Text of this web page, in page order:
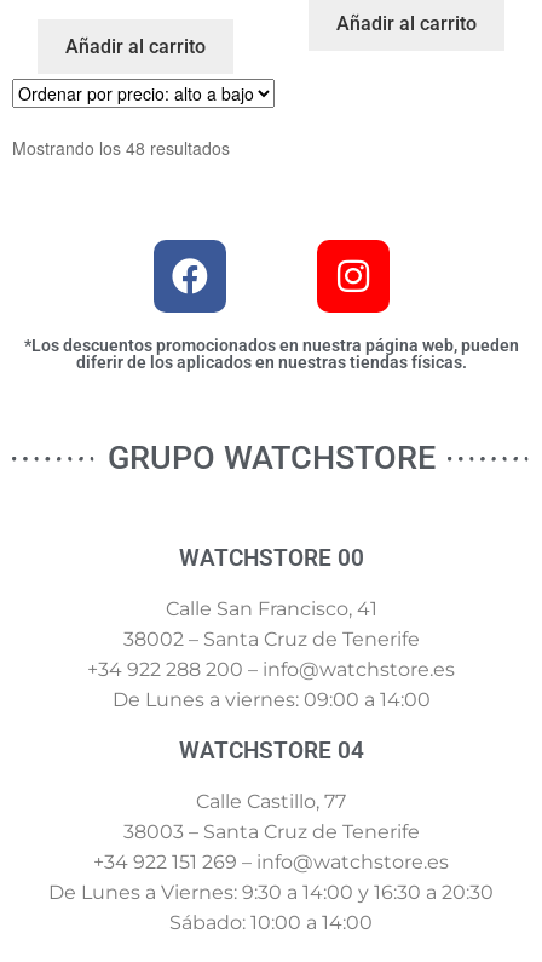
Añadir al carrito
Añadir al carrito
Mostrando los 48 resultados
*Los descuentos promocionados en nuestra página web, pueden
diferir de los aplicados en nuestras tiendas físicas.
GRUPO WATCHSTORE
WATCHSTORE 00
Calle San Francisco, 41
38002 – Santa Cruz de Tenerife
+34 922 288 200 – info@watchstore.es
De Lunes a viernes: 09:00 a 14:00
WATCHSTORE 04
Calle Castillo, 77
38003 – Santa Cruz de Tenerife
+34 922 151 269 – info@watchstore.es
De Lunes a Viernes: 9:30 a 14:00 y 16:30 a 20:30
Sábado: 10:00 a 14:00